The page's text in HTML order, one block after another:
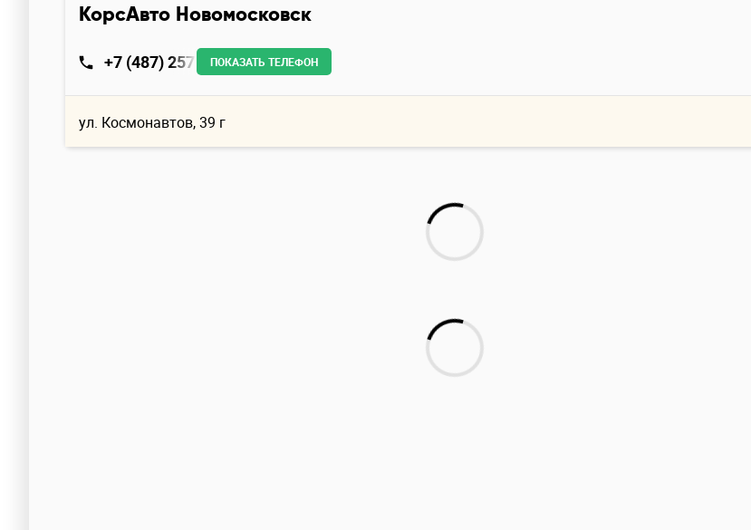
КорсАвто Новомосковск
+7 (487) 257 ПОКАЗАТЬ ТЕЛЕФОН
ул. Космонавтов, 39 г